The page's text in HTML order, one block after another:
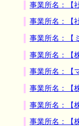
事業所名：【
事業所名：【
事業所名：【
事業所名：【
事業所名：【
事業所名：【
事業所名：【
事業所名：【